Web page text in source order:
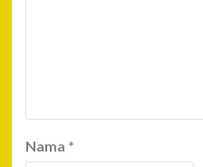
Nama *